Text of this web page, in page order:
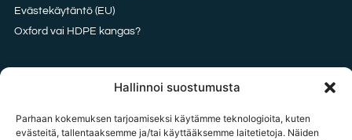
Hallinnoi suostumusta
Parhaan kokemuksen tarjoamiseksi käytämme teknologioita, kuten
evästeitä, tallentaaksemme ja/tai käyttääksemme laitetietoja. Näiden
Evästekäytäntö (EU)
Oxford vai HDPE kangas?
tilaukset@tavarataivas.fi